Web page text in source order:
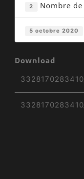
2 Nombre
5 octobre 2020
Download